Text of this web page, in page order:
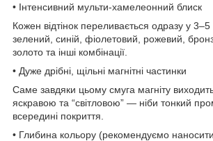
• Інтенсивний мульти-хамелеонний блиск
Кожен відтінок переливається одразу у
зелений, синій, фіолетовий, рожевий,
золото та інші комбінації.
• Дуже дрібні, щільні магнітні частинки
Саме завдяки цьому смуга магніту
яскравою та “світловою” — ніби тонкий
всередині покриття.
• Глибина кольору (рекомендуємо